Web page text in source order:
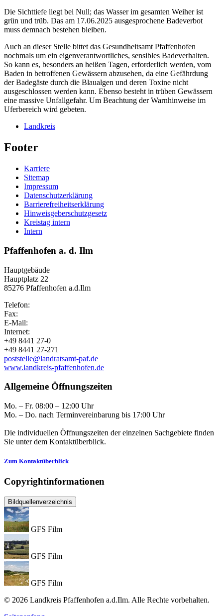
Die Sichttiefe liegt bei Null; das Wasser im gesamten Weiher ist
grün und trüb. Das am 17.06.2025 ausgesprochene Badeverbot
muss demnach bestehen bleiben.
Auch an dieser Stelle bittet das Gesundheitsamt Pfaffenhofen
nochmals um ein eigenverantwortliches, sensibles Badeverhalten.
So kann es, besonders an heißen Tagen, erforderlich werden, vom
Baden in betroffenen Gewässern abzusehen, da eine Gefährdung
der Badegäste durch die Blaualgen und deren Toxine nicht
ausgeschlossen werden kann. Ebenso besteht in trüben Gewässern
eine massive Unfallgefahr. Um Beachtung der Warnhinweise im
Uferbereich wird gebeten.
Landkreis
Footer
Karriere
Sitemap
Impressum
Datenschutzerklärung
Barrierefreiheitserklärung
Hinweisgeberschutzgesetz
Kreistag intern
Intern
Pfaffenhofen a. d. Ilm
Hauptgebäude
Hauptplatz 22
85276 Pfaffenhofen a.d.Ilm
Telefon:
Fax:
E-Mail:
Internet:
+49 8441 27-0
+49 8441 27-271
poststelle@landratsamt-paf.de
www.landkreis-pfaffenhofen.de
Allgemeine Öffnungszeiten
Mo. – Fr. 08:00 – 12:00 Uhr
Mo. – Do. nach Terminvereinbarung bis 17:00 Uhr
Die individuellen Öffnungszeiten der einzelnen Sachgebiete finden
Sie unter dem Kontaktüberblick.
Zum Kontaktüberblick
Copyrightinformationen
Bildquellenverzeichnis
GFS Film
GFS Film
GFS Film
© 2026 Landkreis Pfaffenhofen a.d.Ilm. Alle Rechte vorbehalten.